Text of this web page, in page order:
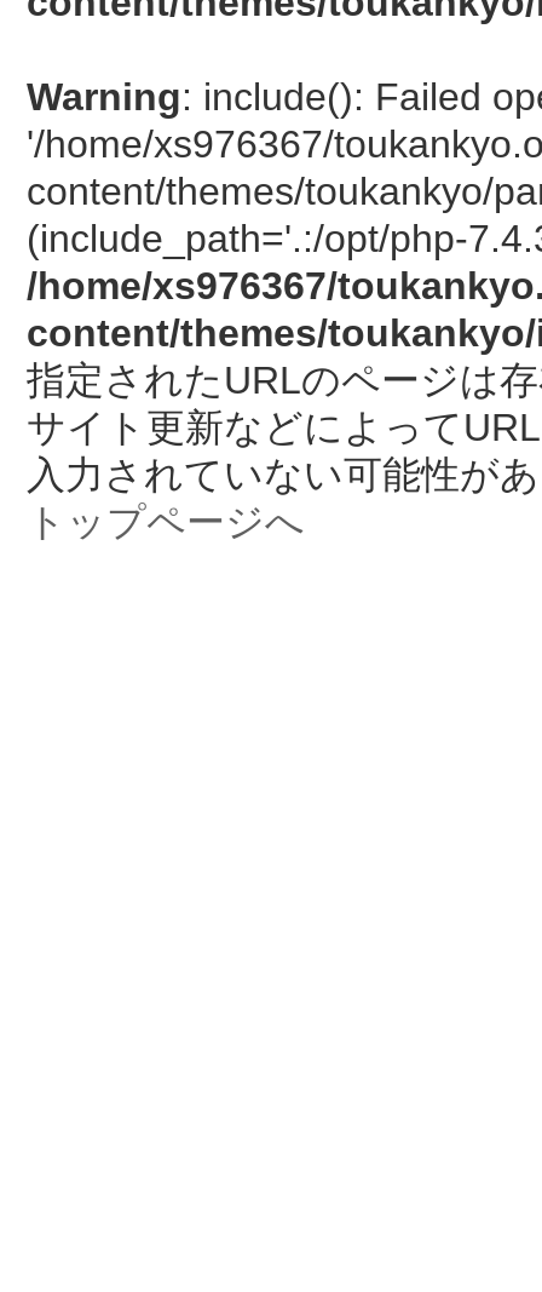
Warning: include(): Failed
'/home/xs976367/
content/themes/toukankyo/
(include_path='.:/opt/php-
/home/xs976367/
content/themes/
指定されたURLのページは
サイト更新などによって
入力されていない可能性が
トップページへ